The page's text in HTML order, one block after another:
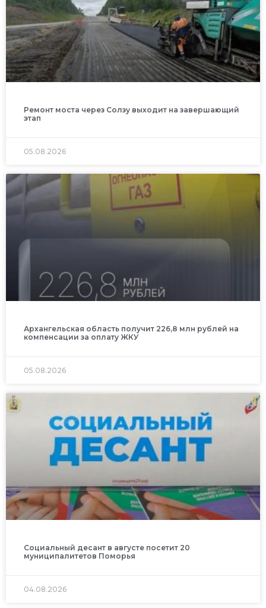
Ремонт моста через Солзу выходит на завершающий
этап
05.08.2026
Архангельская область получит 226,8 млн рублей на
компенсации за оплату ЖКУ
05.08.2026
Социальный десант в августе посетит 20
муниципалитетов Поморья
04.08.2026